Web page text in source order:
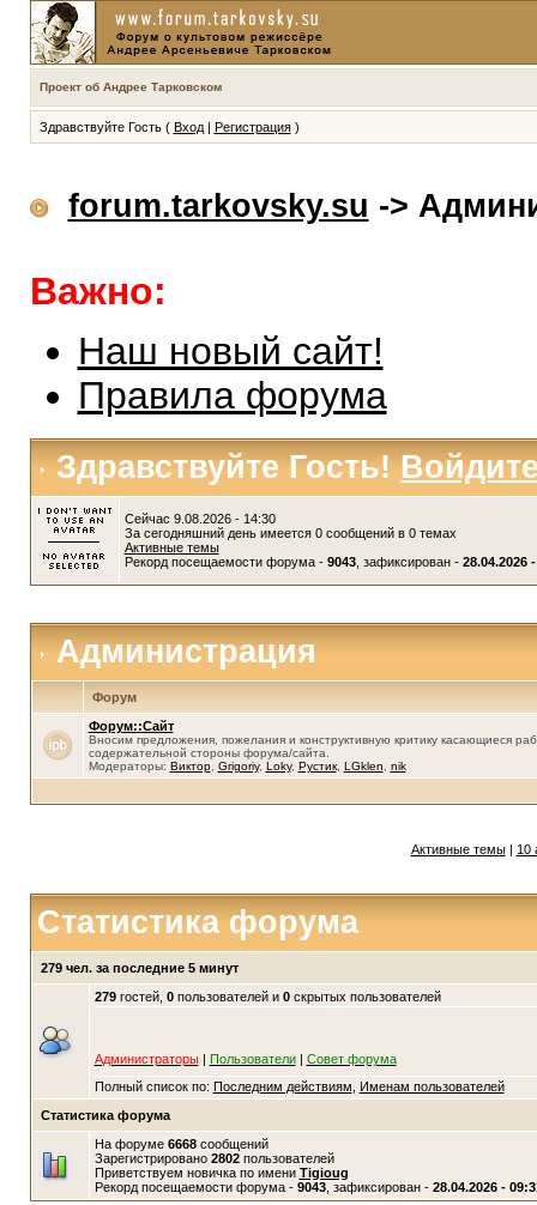
Проект об Андрее Тарковском
Здравствуйте Гость ( Вход| Регистрация)
forum.tarkovsky.su ->
Важно:
Наш новый сайт!
Правила форума
Здравствуйте Гость!
Сейчас 9.08.2026 - 14:30
За сегодняшний день имеется 0 сообщений в 0 темах
Активные темы
Рекорд посещаемости форума - 9043, зафиксирован - 28.04.2026
Администрация
Форум
Форум::Сайт
Вносим предложения, пожелания и конструктивную критику касающиеся
содержательной стороны форума/сайта.
Модераторы: Виктор, Grigoriy, Loky, Рустик, LGklen nik
Активные темы| 10
Статистика форума
279 чел. за последние 5 минут
279гостей, 0пользователей и 0скрытых пользователей
Администраторы| Пользователи| Совет форума
Полный список по: Последним действиям
Именам пользователей
Статистика форума
На форуме 6668сообщений
Зарегистрировано 2802пользователей
Приветствуем новичка по имени Tigioug
Рекорд посещаемости форума - 9043, зафиксирован - 28.04.2026 -